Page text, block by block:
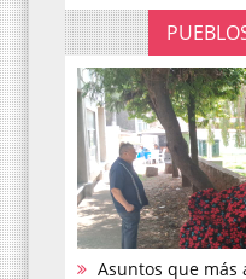
Asuntos que más